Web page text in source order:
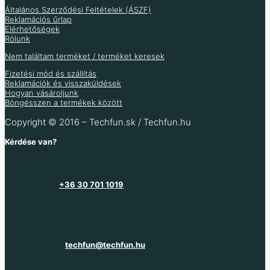
Több információ
Több variáció raktáron
Általános Szerződési Feltételek (ÁSZF)
Reklamációs űrlap
Elérhetőségek
Rólunk
Nem találtam terméket / terméket keresek
Fizetési mód és szállítás
Reklamációk és visszaküldések
Hogyan vásároljunk
Böngésszen a termékek között
Copyright © 2016 – Techfun.sk / Techfun.hu
Kérdése van?
+36 30 701 1019
techfun@techfun.hu